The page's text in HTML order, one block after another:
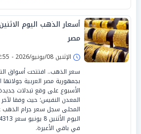
مصر
الإثنين 08/يونيو/2026 - 12:55 ص
سعر الذهب.. افتتحت أسواق
بجمهورية مصر العربية
الأسبوع على وقع تبدلات
المعدن النفيس؛ حيث وفقا
في باقي الأعيرة.